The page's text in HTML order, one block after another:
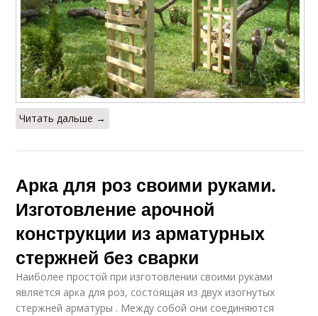
Читать дальше →
Арка для роз своими руками.
Изготовление арочной
конструкции из арматурных
стержней без сварки
Наиболее простой при изготовлении своими руками
является арка для роз, состоящая из двух изогнутых
стержней арматуры . Между собой они соединяются